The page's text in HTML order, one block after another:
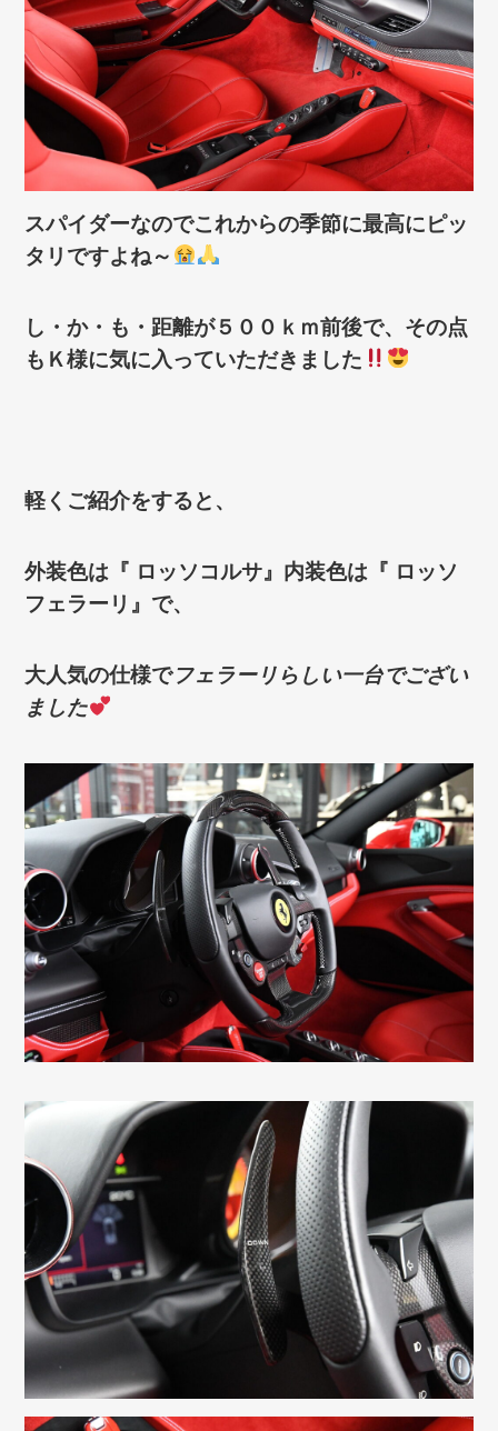
スパイダーなのでこれからの季節に最高にピッ
タリですよね～
し・か・も・距離が５００ｋｍ前後で、その点
もＫ様に気に入っていただきました
軽くご紹介をすると、
外装色は『 ロッソコルサ』内装色は『 ロッソ
フェラーリ』で、
大人気の仕様でフェラーリらしい一台でござい
ました